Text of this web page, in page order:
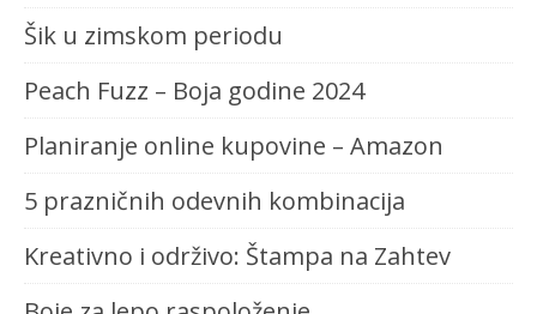
Šik u zimskom periodu
Peach Fuzz – Boja godine 2024
Planiranje online kupovine – Amazon
5 prazničnih odevnih kombinacija
Kreativno i održivo: Štampa na Zahtev